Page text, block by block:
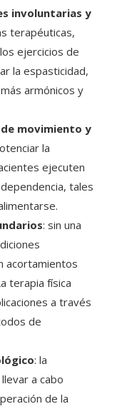
involuntarias y
terapéuticas,
ejercicios de
la espasticidad,
armónicos y
movimiento y
la
ejecuten
tales
: sin una
acortamientos
terapia física
a través
de
: la
a cabo
de la